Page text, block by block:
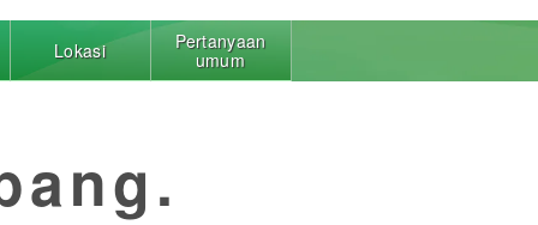
Lokasi
Pertanyaan
umum